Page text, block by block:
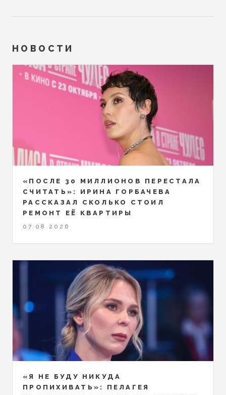
НОВОСТИ
«ПОСЛЕ 30 МИЛЛИОНОВ ПЕРЕСТАЛА
СЧИТАТЬ»: ИРИНА ГОРБАЧЕВА
РАССКАЗАЛ СКОЛЬКО СТОИЛ
РЕМОНТ ЕЁ КВАРТИРЫ
07.08.2026
«Я НЕ БУДУ НИКУДА
ПРОПИХИВАТЬ»: ПЕЛАГЕЯ